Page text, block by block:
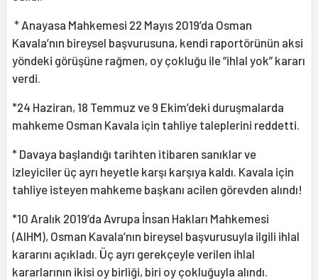
* Anayasa Mahkemesi 22 Mayıs 2019’da Osman
Kavala’nın bireysel başvurusuna, kendi raportörünün aksi
yöndeki görüşüne rağmen, oy çokluğu ile “ihlal yok” kararı
verdi.
*24 Haziran, 18 Temmuz ve 9 Ekim’deki duruşmalarda
mahkeme Osman Kavala için tahliye taleplerini reddetti.
* Davaya başlandığı tarihten itibaren sanıklar ve
izleyiciler üç ayrı heyetle karşı karşıya kaldı. Kavala için
tahliye isteyen mahkeme başkanı acilen görevden alındı!
*10 Aralık 2019’da Avrupa İnsan Hakları Mahkemesi
(AIHM), Osman Kavala’nın bireysel başvurusuyla ilgili ihlal
kararını açıkladı. Üç ayrı gerekçeyle verilen ihlal
kararlarının ikisi oy birliği, biri oy çokluğuyla alındı.